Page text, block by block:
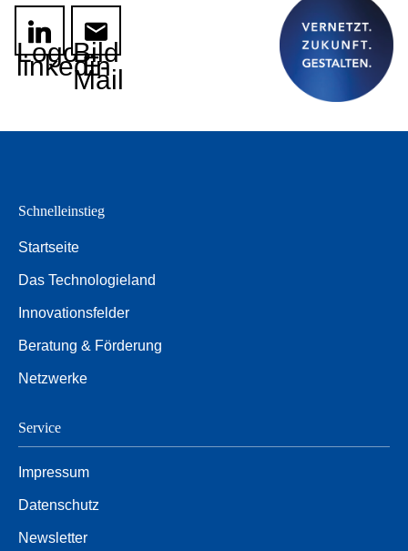
Logo
linkedin
Bild
E-
Mail
Schnelleinstieg
Startseite
Das Technologieland
Innovationsfelder
Beratung & Förderung
Netzwerke
Service
Impressum
Datenschutz
Newsletter